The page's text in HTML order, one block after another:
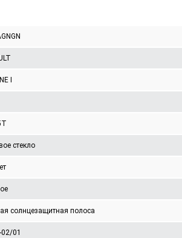
I
стекло
солнцезащитная полоса
01